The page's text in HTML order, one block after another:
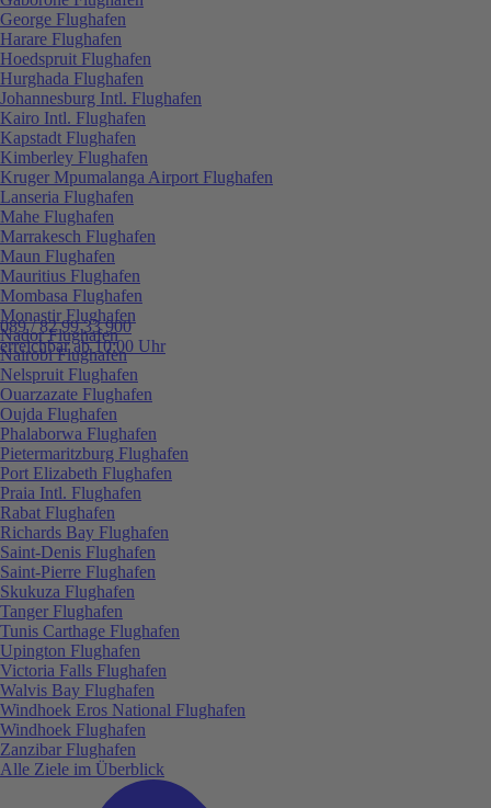
089 / 82 99 33 900
erreichbar ab 10:00 Uhr
George Flughafen
Harare Flughafen
Hoedspruit Flughafen
Hurghada Flughafen
Johannesburg Intl. Flughafen
Kairo Intl. Flughafen
Kapstadt Flughafen
Kimberley Flughafen
Kruger Mpumalanga Airport Flughafen
Lanseria Flughafen
Mahe Flughafen
Marrakesch Flughafen
Maun Flughafen
Mauritius Flughafen
Mombasa Flughafen
Monastir Flughafen
Nador Flughafen
Nairobi Flughafen
Nelspruit Flughafen
Ouarzazate Flughafen
Oujda Flughafen
Phalaborwa Flughafen
Pietermaritzburg Flughafen
Port Elizabeth Flughafen
Praia Intl. Flughafen
Rabat Flughafen
Richards Bay Flughafen
Saint-Denis Flughafen
Saint-Pierre Flughafen
Skukuza Flughafen
Tanger Flughafen
Tunis Carthage Flughafen
Upington Flughafen
Victoria Falls Flughafen
Walvis Bay Flughafen
Windhoek Eros National Flughafen
Windhoek Flughafen
Zanzibar Flughafen
Alle Ziele im Überblick